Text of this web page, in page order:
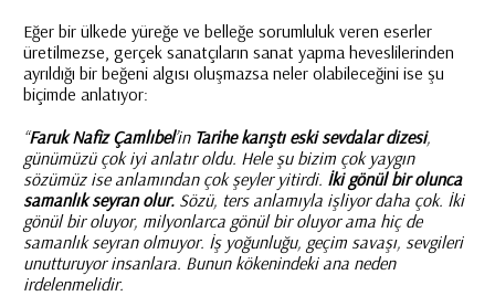
Eğer bir ülkede yüreğe ve belleğe sorumluluk veren eserler
üretilmezse, gerçek sanatçıların sanat yapma heveslilerinden
ayrıldığı bir beğeni algısı oluşmazsa neler olabileceğini ise şu
biçimde anlatıyor:
“Faruk Nafiz Çamlıbel’in Tarihe karıştı eski sevdalar dizesi,
günümüzü çok iyi anlatır oldu. Hele şu bizim çok yaygın
sözümüz ise anlamından çok şeyler yitirdi. İki gönül bir olunca
samanlık seyran olur.Sözü, ters anlamıyla işliyor daha çok. İki
gönül bir oluyor, milyonlarca gönül bir oluyor ama hiç de
samanlık seyran olmuyor. İş yoğunluğu, geçim savaşı, sevgileri
unutturuyor insanlara. Bunun kökenindeki ana neden
irdelenmelidir.